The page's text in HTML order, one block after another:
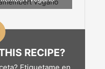
RECIPE?
Etiquetame en